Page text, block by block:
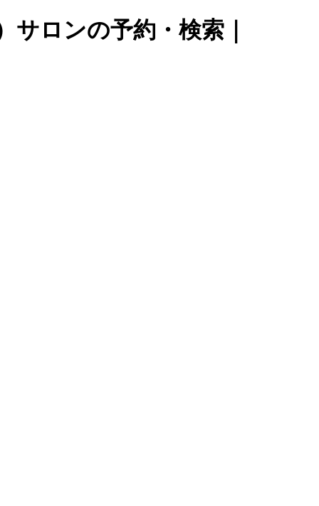
ロンの予約・検索｜